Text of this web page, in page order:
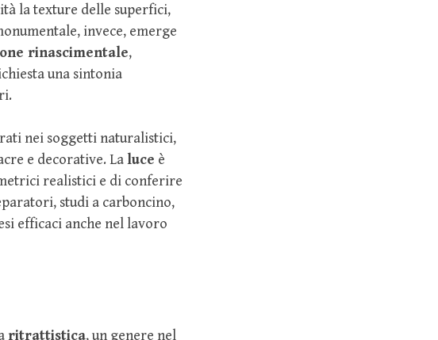
la texture delle superfici,
invece, emerge
rinascimentale,
una sintonia
nei soggetti naturalistici,
e decorative. Laluce è
realistici e di conferire
studi a carboncino,
efficaci anche nel lavoro
ritrattistica, un genere nel